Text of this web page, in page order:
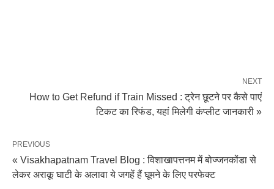
NEXT
How to Get Refund if Train Missed : ट्रेन छूटने पर कैसे पाएं
टिकट का रिफंड, यहां मिलेगी कंप्लीट जानकारी »
PREVIOUS
« Visakhapatnam Travel Blog : विशाखापत्तनम में बोज्जनकोंडा से
लेकर अराकू घाटी के अलावा ये जगहें हैं घूमने के लिए परफेक्ट